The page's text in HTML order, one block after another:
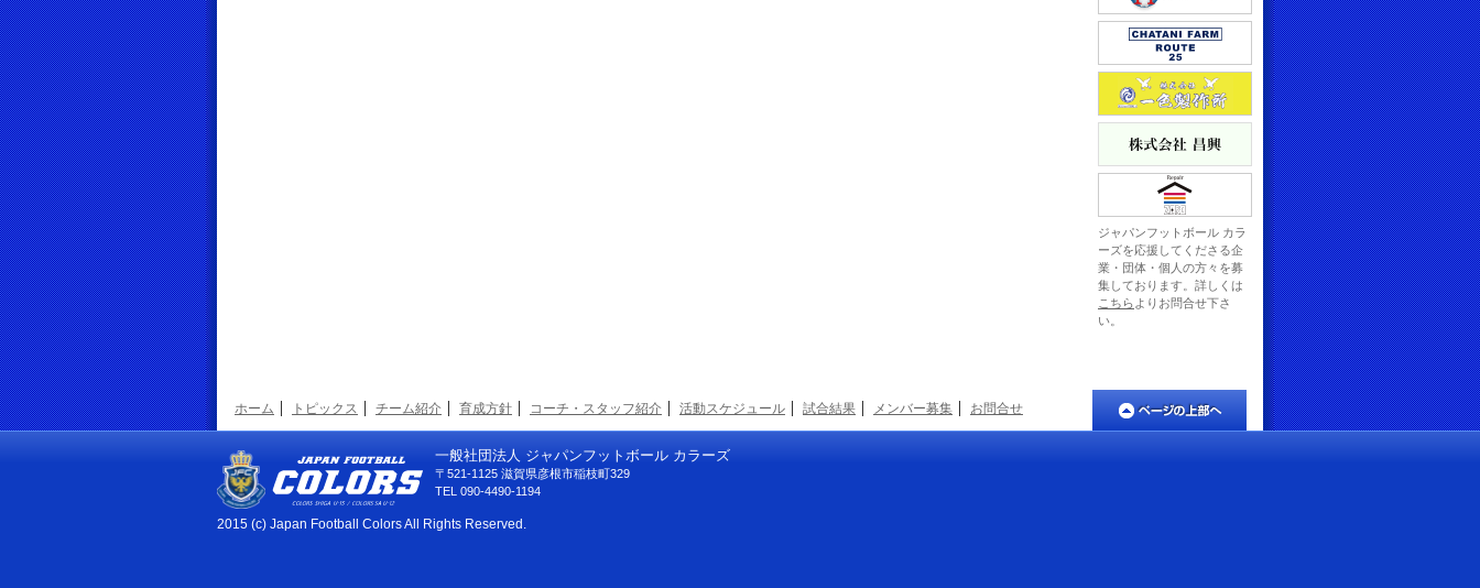
ジャパンフットボール カラ
ーズを応援してくださる企
業・団体・個人の方々を募
集しております。詳しくは
こちら よりお問合せ下さ
い。
ホーム トピックス チーム紹介 育成方針 コーチ・スタッフ紹介 活動スケジュール 試合結果 メンバー募集 お問合せ
一般社団法人 ジャパンフットボール カラーズ
〒521-1125 滋賀県彦根市稲枝町329
TEL 090-4490-1194
2015 (c) Japan Football Colors All Rights Reserved.